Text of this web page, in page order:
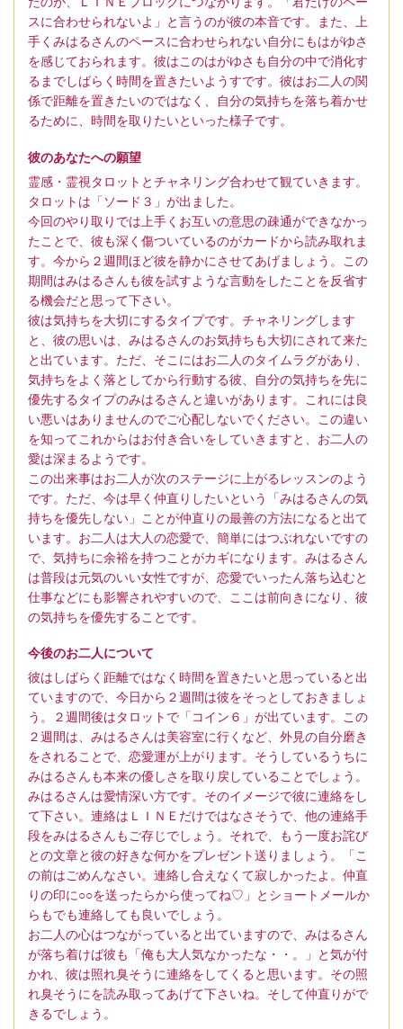
スに合わせられないよ」と言うのが彼の本音です。また、上
手くみはるさんのペースに合わせられない自分にもはがゆさ
を感じておられます。彼はこのはがゆさも自分の中で消化す
るまでしばらく時間を置きたいようすです。彼はお二人の関
係で距離を置きたいのではなく、自分の気持ちを落ち着かせ
るために、時間を取りたいといった様子です。
彼のあなたへの願望
霊感・霊視タロットとチャネリング合わせて観ていきます。
タロットは「ソード３」が出ました。
今回のやり取りでは上手くお互いの意思の疎通ができなかっ
たことで、彼も深く傷ついているのがカードから読み取れま
す。今から２週間ほど彼を静かにさせてあげましょう。この
期間はみはるさんも彼を試すような言動をしたことを反省す
る機会だと思って下さい。
彼は気持ちを大切にするタイプです。チャネリングします
と、彼の思いは、みはるさんのお気持ちも大切にされて来た
と出ています。ただ、そこにはお二人のタイムラグがあり、
気持ちをよく落としてから行動する彼、自分の気持ちを先に
優先するタイプのみはるさんと違いがあります。これには良
い悪いはありませんのでご心配しないでください。この違い
を知ってこれからはお付き合いをしていきますと、お二人の
愛は深まるようです。
この出来事はお二人が次のステージに上がるレッスンのよう
です。ただ、今は早く仲直りしたいという「みはるさんの気
持ちを優先しない」ことが仲直りの最善の方法になると出て
います。お二人は大人の恋愛で、簡単にはつぶれないですの
で、気持ちに余裕を持つことがカギになります。みはるさん
は普段は元気のいい女性ですが、恋愛でいったん落ち込むと
仕事などにも影響されやすいので、ここは前向きになり、彼
の気持ちを優先することです。
今後のお二人について
彼はしばらく距離ではなく時間を置きたいと思っていると出
ていますので、今日から２週間は彼をそっとしておきましょ
う。２週間後はタロットで「コイン６」が出ています。この
２週間は、みはるさんは美容室に行くなど、外見の自分磨き
をされることで、恋愛運が上がります。そうしているうちに
みはるさんも本来の優しさを取り戻していることでしょう。
みはるさんは愛情深い方です。そのイメージで彼に連絡をし
て下さい。連絡はＬＩＮＥだけではなさそうで、他の連絡手
段をみはるさんもご存じでしょう。それで、もう一度お詫び
との文章と彼の好きな何かをプレゼント送りましょう。「こ
の前はごめんなさい。連絡し合えなくて寂しかったよ。仲直
りの印に○○を送ったらから使ってね♡」とショートメールか
らもでも連絡しても良いでしょう。
お二人の心はつながっていると出ていますので、みはるさん
が落ち着けば彼も「俺も大人気なかったな・・。」と気が付
かれ、彼は照れ臭そうに連絡をしてくると思います。その照
れ臭そうにを読み取ってあげて下さいね。そして仲直りがで
きるでしょう。